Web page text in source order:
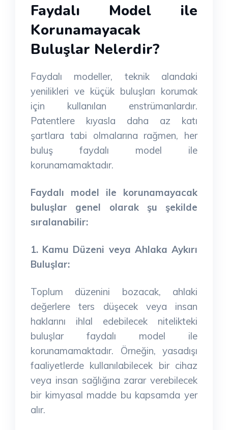
Faydalı Model ile
Korunamayacak
Buluşlar Nelerdir?
Faydalı modeller, teknik alandaki
yenilikleri ve küçük buluşları korumak
için kullanılan enstrümanlardır.
Patentlere kıyasla daha az katı
şartlara tabi olmalarına rağmen, her
buluş faydalı model ile
korunamamaktadır.
Faydalı model ile korunamayacak
buluşlar genel olarak şu şekilde
sıralanabilir:
1. Kamu Düzeni veya Ahlaka Aykırı
Buluşlar:
Toplum düzenini bozacak, ahlaki
değerlere ters düşecek veya insan
haklarını ihlal edebilecek nitelikteki
buluşlar faydalı model ile
korunamamaktadır. Örneğin, yasadışı
faaliyetlerde kullanılabilecek bir cihaz
veya insan sağlığına zarar verebilecek
bir kimyasal madde bu kapsamda yer
alır.